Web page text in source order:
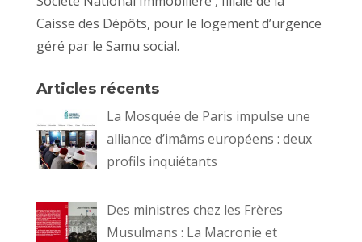
Caisse des Dépôts, pour le logement d’urgence
géré par le Samu social.
Articles récents
La Mosquée de Paris impulse une
alliance d’imâms européens : deux
profils inquiétants
Des ministres chez les Frères
Musulmans : La Macronie et